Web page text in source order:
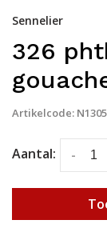
Sennelier
326
Artikelcode:
Aantal: -